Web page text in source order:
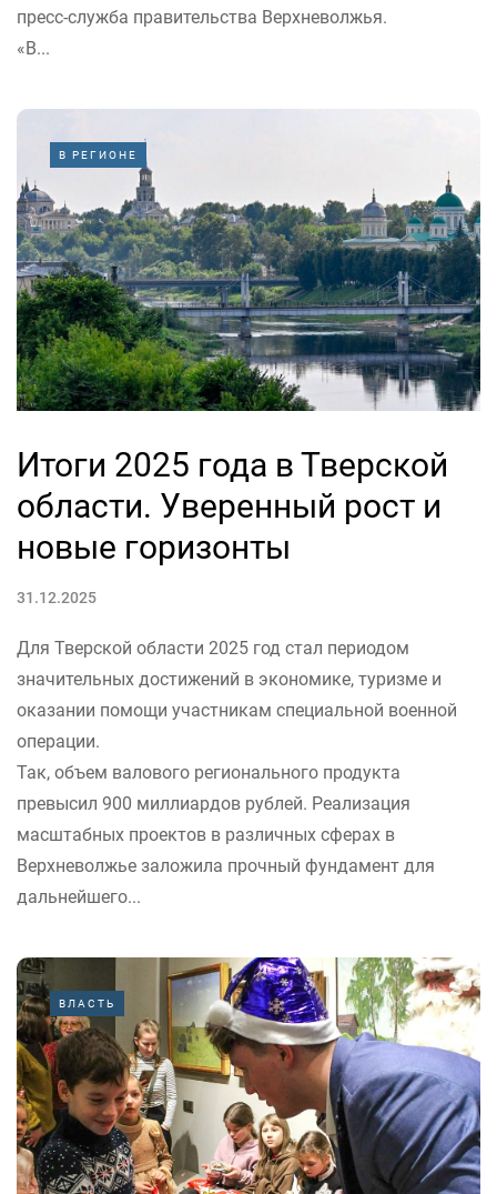
пресс-служба правительства Верхневолжья.
«В...
В РЕГИОНЕ
Итоги 2025 года в Тверской
области. Уверенный рост и
новые горизонты
31.12.2025
Для Тверской области 2025 год стал периодом
значительных достижений в экономике, туризме и
оказании помощи участникам специальной военной
операции.
Так, объем валового регионального продукта
превысил 900 миллиардов рублей. Реализация
масштабных проектов в различных сферах в
Верхневолжье заложила прочный фундамент для
дальнейшего...
ВЛАСТЬ